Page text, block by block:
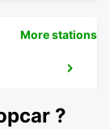
More stations
?